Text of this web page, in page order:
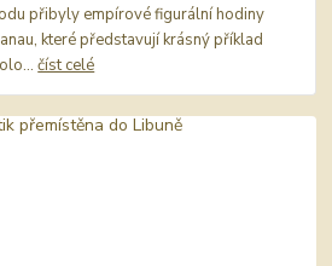
přibyly empírové figurální hodiny
které představují krásný příklad
číst celé